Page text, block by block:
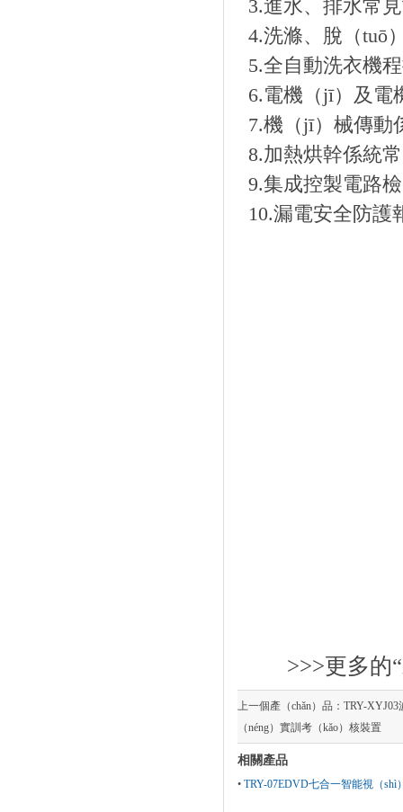
3.進水、排水常
4.洗滌、脫（tuō
5.全自動洗衣機
6.電機（jī）及電
7.機（jī）械傳動
8.加熱烘幹係統
9.集成控製電路
10.漏電安全防護
>>>更多的“
上一個產（chǎn）品： TRY-XYJ03
（néng）實訓考（kǎo）核裝置
相關產品
• TRY-07EDVD七合一智能視（shì